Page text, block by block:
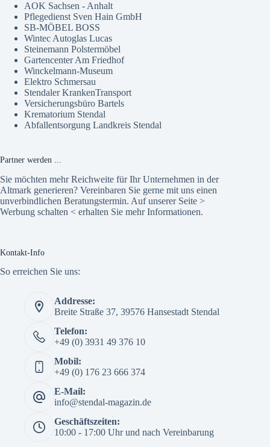
AOK Sachsen - Anhalt
Pflegedienst Sven Hain GmbH
SB-MÖBEL BOSS
Wintec Autoglas Lucas
Steinemann Polstermöbel
Gartencenter Am Friedhof
Winckelmann-Museum
Elektro Schmersau
Stendaler KrankenTransport
Versicherungsbüro Bartels
Krematorium Stendal
Abfallentsorgung Landkreis Stendal
Partner werden ...
Sie möchten mehr Reichweite für Ihr Unternehmen in der
Altmark generieren? Vereinbaren Sie gerne mit uns einen
unverbindlichen Beratungstermin. Auf unserer Seite >
Werbung schalten < erhalten Sie mehr Informationen.
Kontakt-Info
So erreichen Sie uns:
Addresse:
Breite Straße 37, 39576 Hansestadt Stendal
Telefon:
+49 (0) 3931 49 376 10
Mobil:
+49 (0) 176 23 666 374
E-Mail:
info@stendal-magazin.de
Geschäftszeiten:
10:00 - 17:00 Uhr und nach Vereinbarung